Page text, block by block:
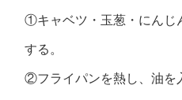
①キャベツ・玉葱・にんじ
する。
②フライパンを熱し、油を